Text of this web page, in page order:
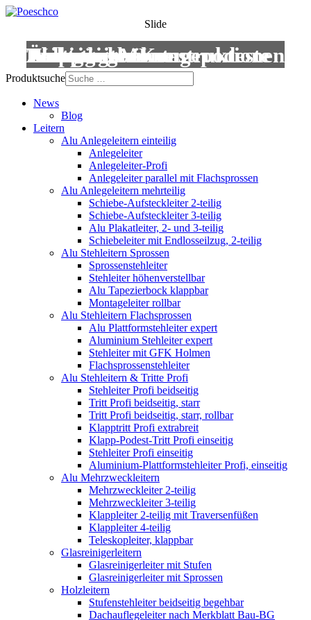
Slide
Leitern
Treppen
Anstiege
Podestleitern
Roll- und Montagepodeste
Wartungsbühnen
Übergänge
Aluminium-Konstruktionen
Produktsuche
News
Blog
Leitern
Alu Anlegeleitern einteilig
Anlegeleiter
Anlegeleiter-Profi
Anlegeleiter parallel mit Flachsprossen
Alu Anlegeleitern mehrteilig
Schiebe-Aufsteckleiter 2-teilig
Schiebe-Aufsteckleiter 3-teilig
Alu Plakatleiter, 2- und 3-teilig
Schiebeleiter mit Endlosseilzug, 2-teilig
Alu Stehleitern Sprossen
Sprossenstehleiter
Stehleiter höhenverstellbar
Alu Tapezierbock klappbar
Montageleiter rollbar
Alu Stehleitern Flachsprossen
Alu Plattformstehleiter expert
Aluminium Stehleiter expert
Stehleiter mit GFK Holmen
Flachsprossenstehleiter
Alu Stehleitern & Tritte Profi
Stehleiter Profi beidseitig
Tritt Profi beidseitig, starr
Tritt Profi beidseitig, starr, rollbar
Klapptritt Profi extrabreit
Klapp-Podest-Tritt Profi einseitig
Stehleiter Profi einseitig
Aluminium-Plattformstehleiter Profi, einseitig
Alu Mehrzweckleitern
Mehrzweckleiter 2-teilig
Mehrzweckleiter 3-teilig
Klappleiter 2-teilig mit Traversenfüßen
Klappleiter 4-teilig
Teleskopleiter, klappbar
Glasreinigerleitern
Glasreinigerleiter mit Stufen
Glasreinigerleiter mit Sprossen
Holzleitern
Stufenstehleiter beidseitig begehbar
Dachauflegeleiter nach Merkblatt Bau-BG